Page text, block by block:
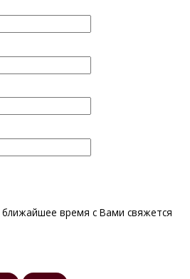
время с Вами свяжется